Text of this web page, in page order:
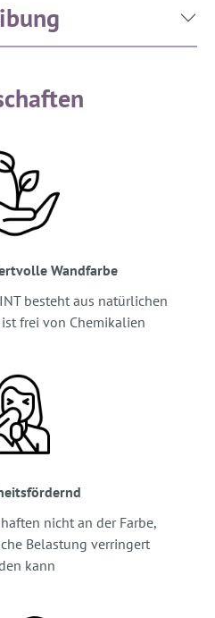
Wandfarbe
besteht aus natürlichen
frei von Chemikalien
nicht an der Farbe,
Belastung verringert
kann